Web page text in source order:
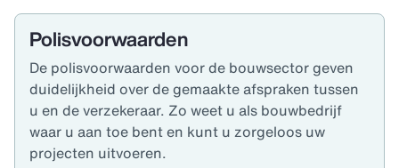
Polisvoorwaarden
De polisvoorwaarden voor de bouwsector geven
duidelijkheid over de gemaakte afspraken tussen
u en de verzekeraar. Zo weet u als bouwbedrijf
waar u aan toe bent en kunt u zorgeloos uw
projecten uitvoeren.